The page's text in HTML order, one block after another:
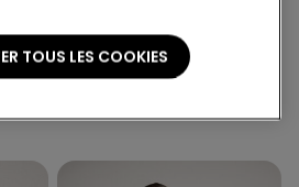
Bas de Bikini Taille Haute
TOUS LES COOKIES